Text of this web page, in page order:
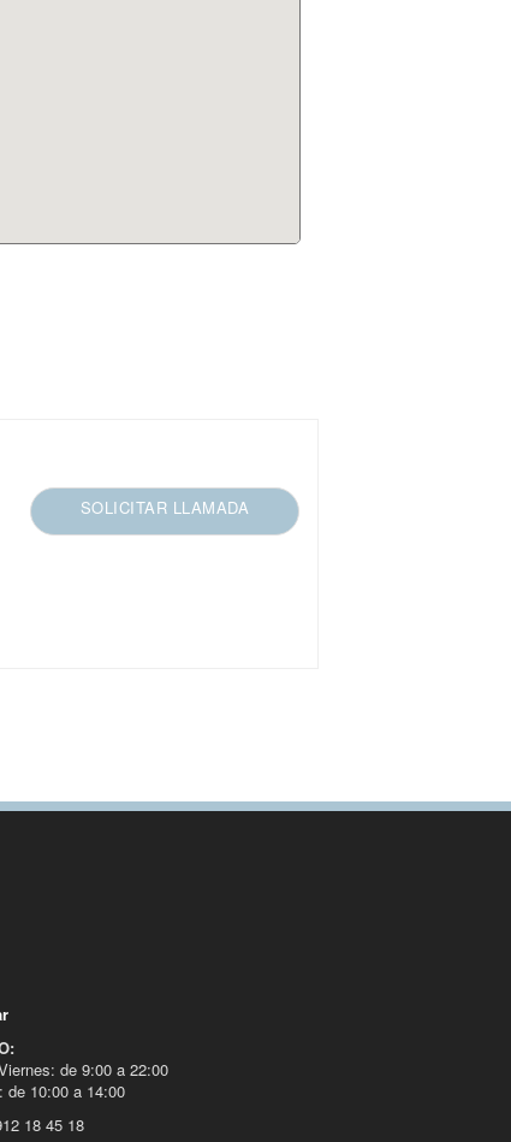
SOLICITAR LLAMADA
de 9:00 a 22:00
de 10:00 a 14:00
18 45 18